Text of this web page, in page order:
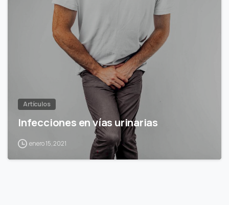
Artículos
Infecciones en vías urinarias
enero 15, 2021